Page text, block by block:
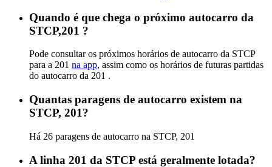
Quando é que chega o próximo autocarro da
STCP,201 ?
Pode consultar os próximos horários de autocarro da STCP
para a 201 na app, assim como os horários de futuras partidas
do autocarro da 201 .
Quantas paragens de autocarro existem na
STCP, 201?
Há 26 paragens de autocarro na STCP, 201
A linha 201 da STCP está geralmente lotada?